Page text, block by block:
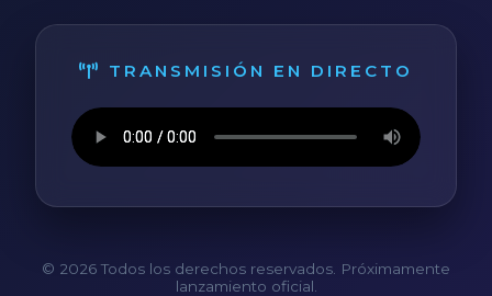
TRANSMISIÓN EN DIRECTO
© 2026 Todos los derechos reservados. Próximamente
lanzamiento oficial.